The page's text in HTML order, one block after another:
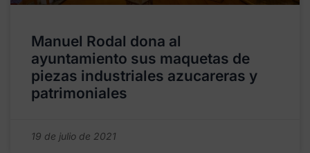
Manuel Rodal dona al
ayuntamiento sus maquetas de
piezas industriales azucareras y
patrimoniales
19 de julio de 2021